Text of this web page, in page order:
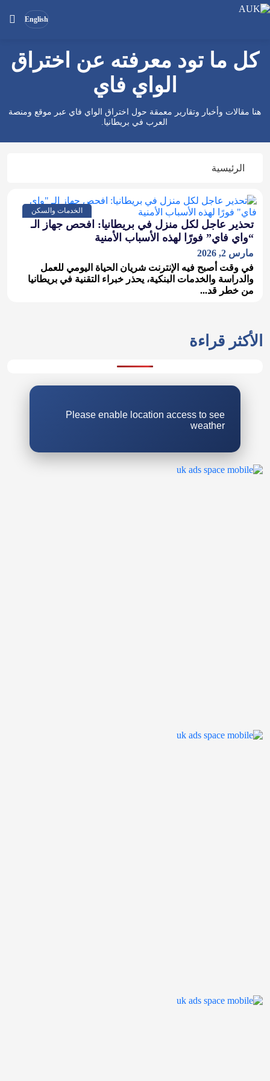
English
ابحث
بحث
كل ما تود معرفته عن اختراق
الواي فاي
هنا مقالات وأخبار وتقارير معمقة حول اختراق الواي فاي عبر موقع ومنصة
العرب في بريطانيا.
الرئيسية
الخدمات والسكن
تحذير عاجل لكل منزل في بريطانيا: افحص جهاز الـ
“واي فاي” فورًا لهذه الأسباب الأمنية
مارس 2, 2026
في وقت أصبح فيه الإنترنت شريان الحياة اليومي للعمل
والدراسة والخدمات البنكية، يحذر خبراء التقنية في بريطانيا
من خطر قد...
الأكثر قراءة
Please enable location access to see
weather